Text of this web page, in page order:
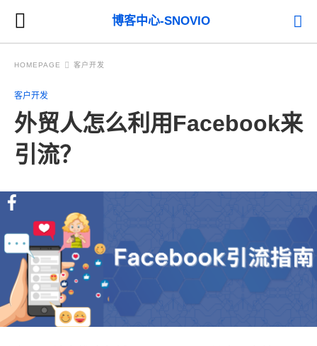
博客中心-SNOVIO
HOMEPAGE 客户开发
客户开发
外贸人怎么利用Facebook来
引流？